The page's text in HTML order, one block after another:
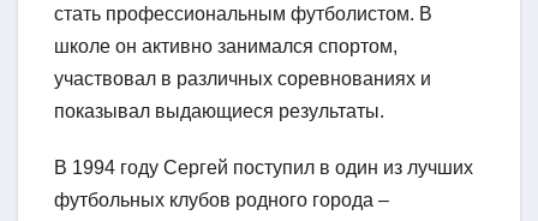
стать профессиональным футболистом. В
школе он активно занимался спортом,
участвовал в различных соревнованиях и
показывал выдающиеся результаты.
В 1994 году Сергей поступил в один из лучших
футбольных клубов родного города –